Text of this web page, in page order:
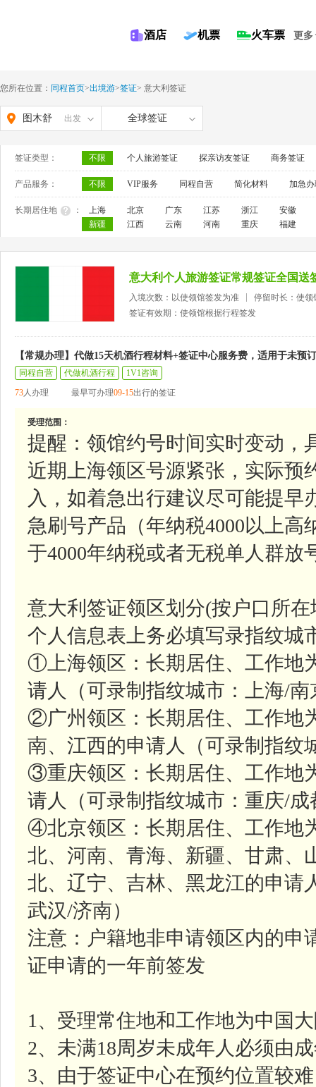
酒店 机票 火车票 更多
您所在位置： 同程首页>出境游>签证> 意大利签证
图木舒 出发 全球签证
签证类型： 不限 个人旅游签证 探亲访友签证 商务签证
产品服务： 不限 VIP服务 同程自营 简化材料 加急
长期居住地 ： 上海 北京 广东 江苏 浙江
安徽
新疆
江西 云南 河南 重庆 福建
意大利个人旅游签证常规签证全国送
入境次数：以使领馆签发为准
停留时长：使领
签证有效期：使领馆根据行程签发
【常规办理】代做15天机酒行程材料+签证中心服务费，适用于未预
同程自营 代做机酒行程
1V1咨询
73人办理 最早可办理09-15出行的签证
受理范围：
提醒：领馆约号时间实时变动，
近期上海领区号源紧张，实际预
入，如着急出行建议尽可能提
急刷号产品（年纳税4000以上
于4000年纳税或者无税单人群放
意大利签证领区划分(按户口所
个人信息表上务必填写录指纹城
①上海领区：长期居住、工作地
请人（可录制指纹城市：上海/南
②广州领区：长期居住、工作地
南、江西的申请人（可录制指纹
③重庆领区：长期居住、工作地
请人（可录制指纹城市：重庆/成
④北京领区：长期居住、工作地
北、河南、青海、新疆、甘肃、
北、辽宁、吉林、黑龙江的申请
武汉/济南）
注意：户籍地非申请领区内的申
证申请的一年前签发
1、受理常住地和工作地为中国
2、未满18周岁未成年人必须由
3、由于签证中心在预约位置较